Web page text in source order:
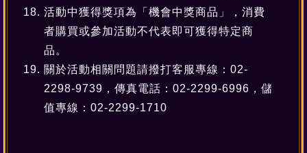
活動中獲得獎項為「機會中獎商品」，消費
者購買或參加活動不代表即可獲得特定商
品。
關於活動相關問題請撥打客服專線：02-
2298-9739，傳真電話：02-2299-6996，儲
值專線：02-2299-1710